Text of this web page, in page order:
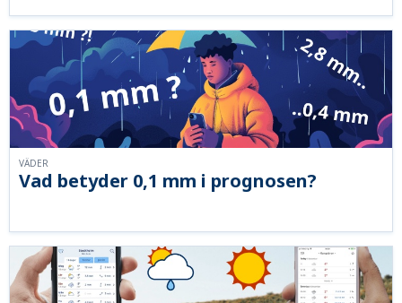
Vad betyder 0,1 mm i prognosen?
VÄDER